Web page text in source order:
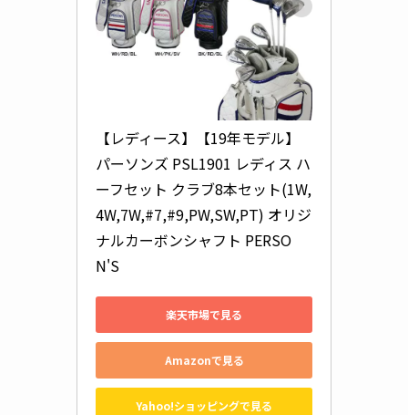
【レディース】【19年モデル】
パーソンズ PSL1901 レディス ハ
ーフセット クラブ8本セット(1W,
4W,7W,#7,#9,PW,SW,PT) オリジ
ナルカーボンシャフト PERSO
N'S
楽天市場で見る
Amazonで見る
Yahoo!ショッピングで見る